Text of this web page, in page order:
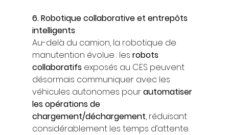
6. Robotique collaborative et entrepôts
intelligents
Au-delà du camion, la robotique de
manutention évolue : les robots
collaboratifs exposés au CES peuvent
désormais communiquer avec les
véhicules autonomes pour automatiser
les opérations de
chargement/déchargement, réduisant
considérablement les temps d’attente.